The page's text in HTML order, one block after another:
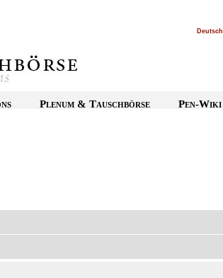
Deutsch
Plenum & Tauschbörse Pen-Wiki